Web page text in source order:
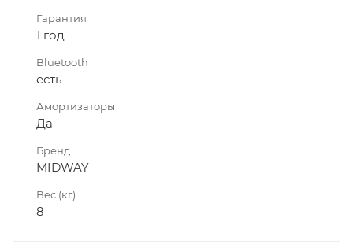
Гарантия
1 год
Bluetooth
есть
Амортизаторы
Да
Бренд
MIDWAY
Вес (кг)
8